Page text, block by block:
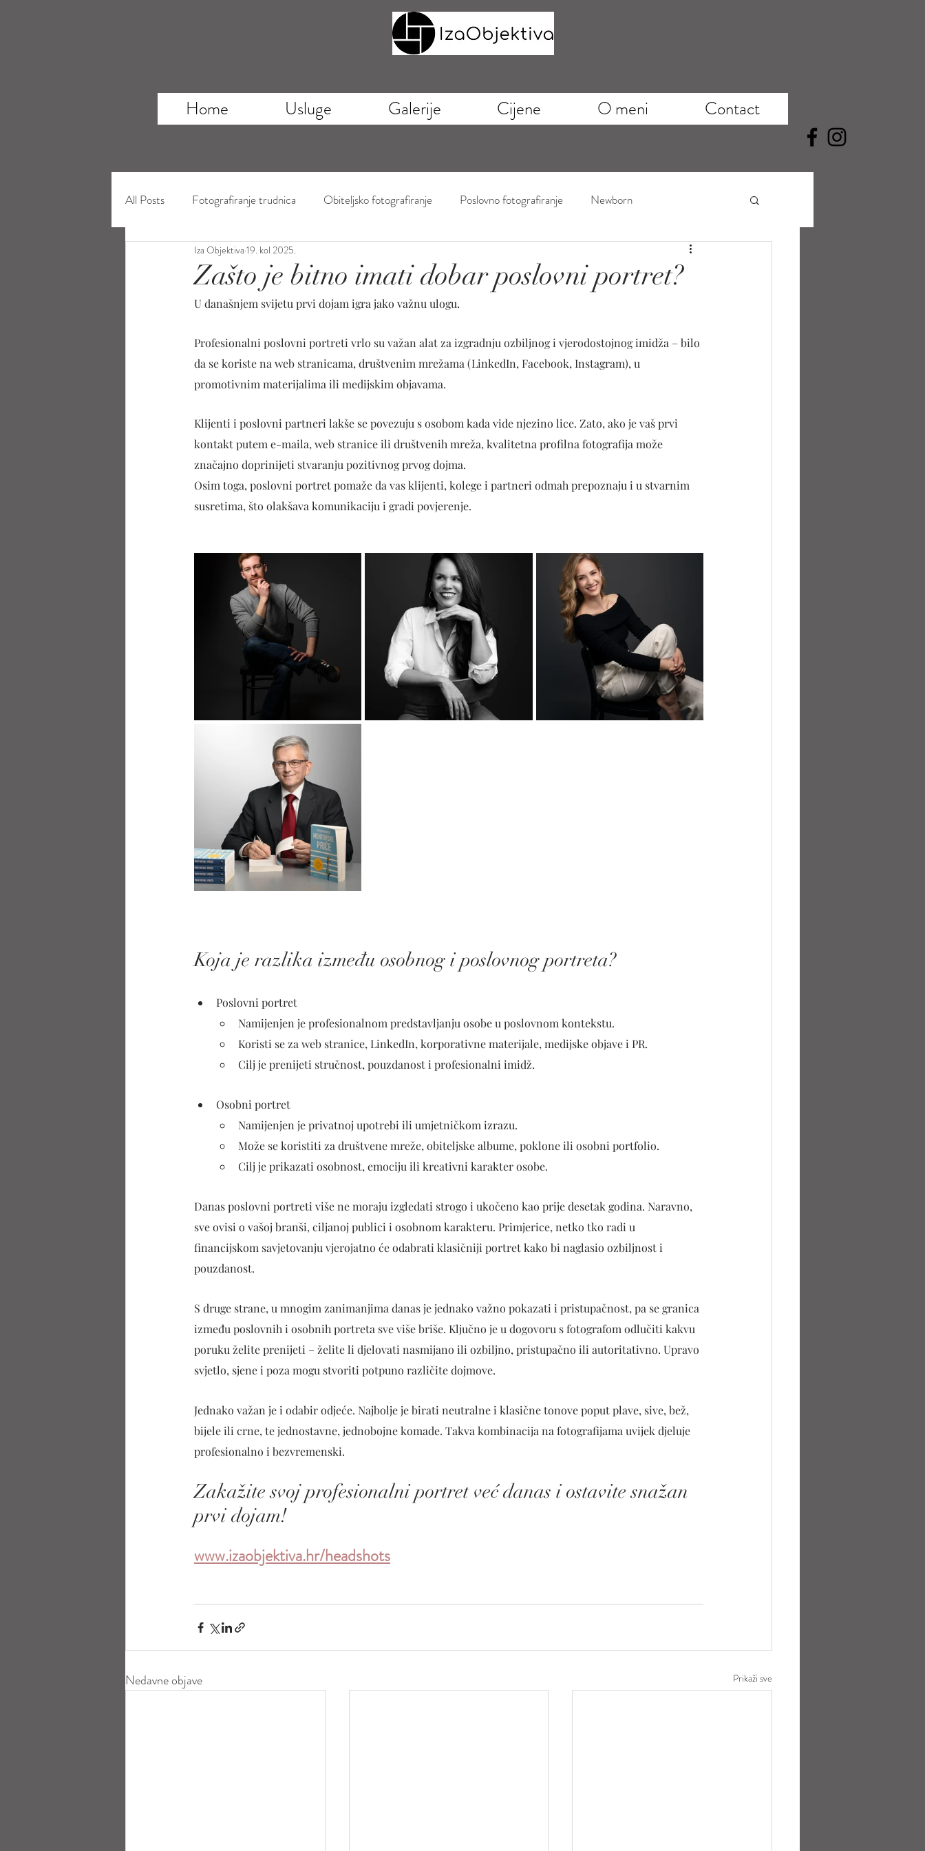
Home Usluge Galerije Cijene O meni Contact
All Posts Fotografiranje trudnica Obiteljsko fotografiranje Poslovno fotografiranje Newborn
Zašto je bitno imati dobar poslovni portret?
Iza Objektiva 19. kol 2025.
U današnjem svijetu prvi dojam igra jako važnu ulogu.
Profesionalni poslovni portreti vrlo su važan alat za izgradnju ozbiljnog i vjerodostojnog imidža – bilo
da se koriste na web stranicama, društvenim mrežama (LinkedIn, Facebook, Instagram), u
promotivnim materijalima ili medijskim objavama.
Klijenti i poslovni partneri lakše se povezuju s osobom kada vide njezino lice. Zato, ako je vaš prvi
kontakt putem e-maila, web stranice ili društvenih mreža, kvalitetna profilna fotografija može
značajno doprinijeti stvaranju pozitivnog prvog dojma.
Osim toga, poslovni portret pomaže da vas klijenti, kolege i partneri odmah prepoznaju i u stvarnim
susretima, što olakšava komunikaciju i gradi povjerenje.
Koja je razlika između osobnog i poslovnog portreta?
Poslovni portret
Namijenjen je profesionalnom predstavljanju osobe u poslovnom kontekstu.
Koristi se za web stranice, LinkedIn, korporativne materijale, medijske objave i PR.
Cilj je prenijeti stručnost, pouzdanost i profesionalni imidž.
Osobni portret
Namijenjen je privatnoj upotrebi ili umjetničkom izrazu.
Može se koristiti za društvene mreže, obiteljske albume, poklone ili osobni portfolio.
Cilj je prikazati osobnost, emociju ili kreativni karakter osobe.
Danas poslovni portreti više ne moraju izgledati strogo i ukočeno kao prije desetak godina. Naravno,
sve ovisi o vašoj branši, ciljanoj publici i osobnom karakteru. Primjerice, netko tko radi u
financijskom savjetovanju vjerojatno će odabrati klasičniji portret kako bi naglasio ozbiljnost i
pouzdanost.
S druge strane, u mnogim zanimanjima danas je jednako važno pokazati i pristupačnost, pa se granica
između poslovnih i osobnih portreta sve više briše. Ključno je u dogovoru s fotografom odlučiti kakvu
poruku želite prenijeti – želite li djelovati nasmijano ili ozbiljno, pristupačno ili autoritativno. Upravo
svjetlo, sjene i poza mogu stvoriti potpuno različite dojmove.
Jednako važan je i odabir odjeće. Najbolje je birati neutralne i klasične tonove poput plave, sive, bež,
bijele ili crne, te jednostavne, jednobojne komade. Takva kombinacija na fotografijama uvijek djeluje
profesionalno i bezvremenski.
Zakažite svoj profesionalni portret već danas i ostavite snažan
prvi dojam!
www.izaobjektiva.hr/headshots
Nedavne objave Prikaži sve